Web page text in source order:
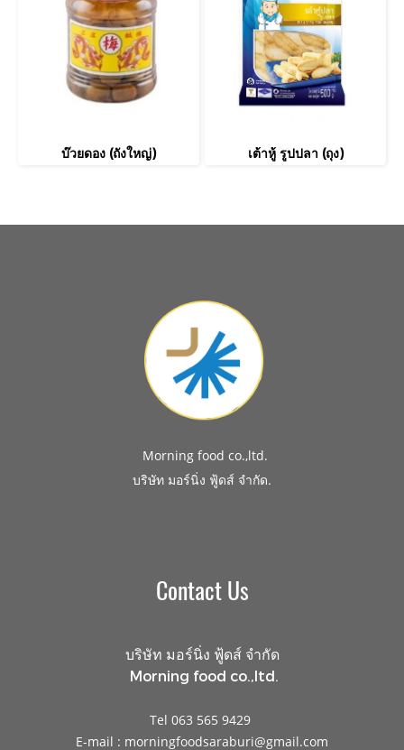
บ๊วยดอง (ถังใหญ่) เต้าหู้ รูปปลา (ถุง)
Morning food co.,ltd.
บริษัท มอร์นิ่ง ฟู้ดส์ จำกัด.
Contact Us
บริษัท มอร์นิ่ง ฟู้ดส์ จำกัด
Morning food co.,ltd.
Tel 063 565 9429
E-mail : morningfoodsaraburi@gmail.com